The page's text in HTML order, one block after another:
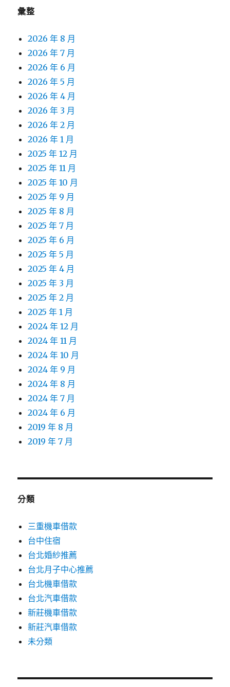
彙整
2026 年 8 月
2026 年 7 月
2026 年 6 月
2026 年 5 月
2026 年 4 月
2026 年 3 月
2026 年 2 月
2026 年 1 月
2025 年 12 月
2025 年 11 月
2025 年 10 月
2025 年 9 月
2025 年 8 月
2025 年 7 月
2025 年 6 月
2025 年 5 月
2025 年 4 月
2025 年 3 月
2025 年 2 月
2025 年 1 月
2024 年 12 月
2024 年 11 月
2024 年 10 月
2024 年 9 月
2024 年 8 月
2024 年 7 月
2024 年 6 月
2019 年 8 月
2019 年 7 月
分類
三重機車借款
台中住宿
台北婚紗推薦
台北月子中心推薦
台北機車借款
台北汽車借款
新莊機車借款
新莊汽車借款
未分類